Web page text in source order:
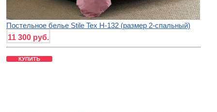
Постельное белье Stile Tex H-132 (размер 2-спальный)
11 300 руб.
КУПИТЬ